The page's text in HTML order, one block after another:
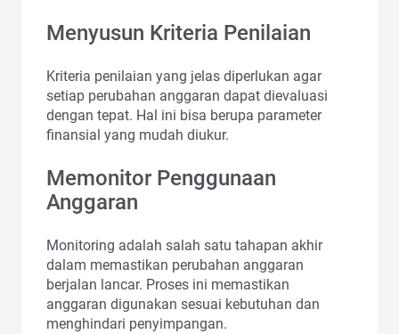
Menyusun Kriteria Penilaian
Kriteria penilaian yang jelas diperlukan agar
setiap perubahan anggaran dapat dievaluasi
dengan tepat. Hal ini bisa berupa parameter
finansial yang mudah diukur.
Memonitor Penggunaan
Anggaran
Monitoring adalah salah satu tahapan akhir
dalam memastikan perubahan anggaran
berjalan lancar. Proses ini memastikan
anggaran digunakan sesuai kebutuhan dan
menghindari penyimpangan.